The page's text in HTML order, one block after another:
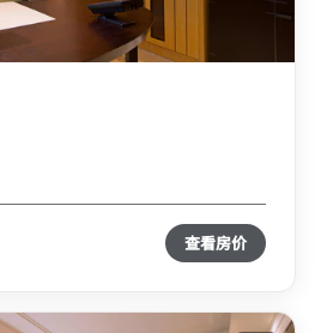
查看房价